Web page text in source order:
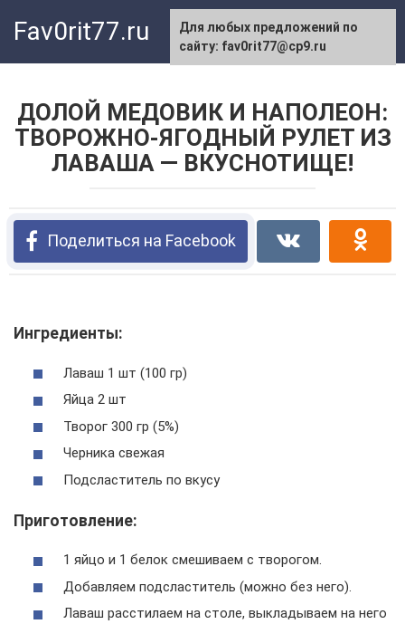
Fav0rit77.ru
ДОЛОЙ МЕДОВИК И НАПОЛЕОН:
ТВОРОЖНО-ЯГОДНЫЙ РУЛЕТ ИЗ
ЛАВАША — ВКУСНОТИЩЕ!
Поделиться на Facebook
Ингредиенты:
Лаваш 1 шт (100 гр)
Яйца 2 шт
Творог 300 гр (5%)
Черника свежая
Подсластитель по вкусу
Приготовление:
1 яйцо и 1 белок смешиваем с творогом.
Добавляем подсластитель (можно без него).
Лаваш расстилаем на столе, выкладываем на него
Для любых предложений по
сайту: fav0rit77@cp9.ru